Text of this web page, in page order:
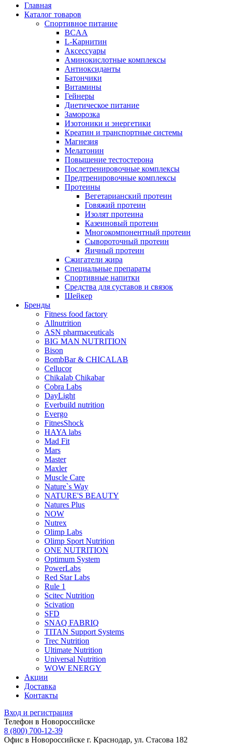
Главная
Каталог товаров
Спортивное питание
BCAA
L-Карнитин
Аксессуары
Аминокислотные комплексы
Антиоксиданты
Батончики
Витамины
Гейнеры
Диетическое питание
Заморозка
Изотоники и энергетики
Креатин и транспортные системы
Магнезия
Мелатонин
Повышение тестостерона
Послетренировочные комплексы
Предтренировочные комплексы
Протеины
Вегетарианский протеин
Говяжий протеин
Изолят протеина
Казеиновый протеин
Многокомпонентный протеин
Сывороточный протеин
Яичный протеин
Сжигатели жира
Специальные препараты
Спортивные напитки
Средства для суставов и связок
Шейкер
Бренды
Fitness food factory
Allnutrition
ASN pharmaceuticals
BIG MAN NUTRITION
Bison
BombBar & CHICALAB
Cellucor
Chikalab Chikabar
Cobra Labs
DayLight
Everbuild nutrition
Evergo
FitnesShock
HAYA labs
Mad Fit
Mars
Master
Maxler
Muscle Care
Nature`s Way
NATURE'S BEAUTY
Natures Plus
NOW
Nutrex
Olimp Labs
Olimp Sport Nutrition
ONE NUTRITION
Optimum System
PowerLabs
Red Star Labs
Rule 1
Scitec Nutrition
Scivation
SFD
SNAQ FABRIQ
TITAN Support Systems
Trec Nutrition
Ultimate Nutrition
Universal Nutrition
WOW ENERGY
Акции
Доставка
Контакты
Вход и регистрация
Телефон в Новороссийске
8 (800) 700-12-39
Офис в Новороссийске г. Краснодар, ул. Стасова 182